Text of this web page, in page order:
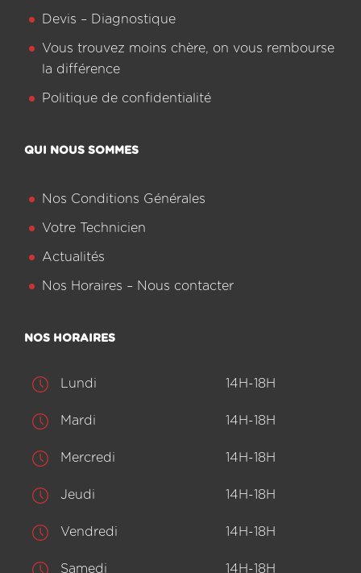
Devis – Diagnostique
Vous trouvez moins chère, on vous rembourse
la différence
Politique de confidentialité
QUI NOUS SOMMES
Nos Conditions Générales
Votre Technicien
Actualités
Nos Horaires – Nous contacter
NOS HORAIRES
Lundi 14H-18H
Mardi 14H-18H
Mercredi 14H-18H
Jeudi 14H-18H
Vendredi 14H-18H
Samedi 14H-18H